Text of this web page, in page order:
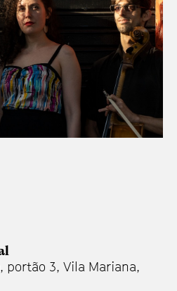
portão 3, Vila Mariana,